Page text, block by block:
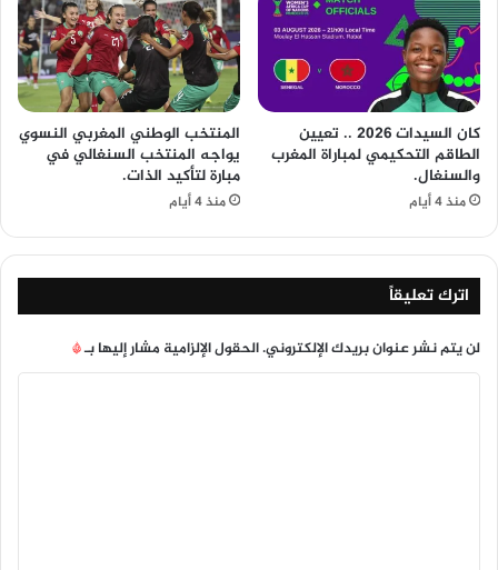
كان السيدات 2026 .. تعيين
الطاقم التحكيمي لمباراة المغرب
والسنغال.
منذ 4 أيام
المنتخب الوطني المغربي النسوي
يواجه المنتخب السنغالي في
مبارة لتأكيد الذات.
منذ 4 أيام
اترك تعليقاً
لن يتم نشر عنوان بريدك الإلكتروني.الحقول الإلزامية مشار إليها بـ*